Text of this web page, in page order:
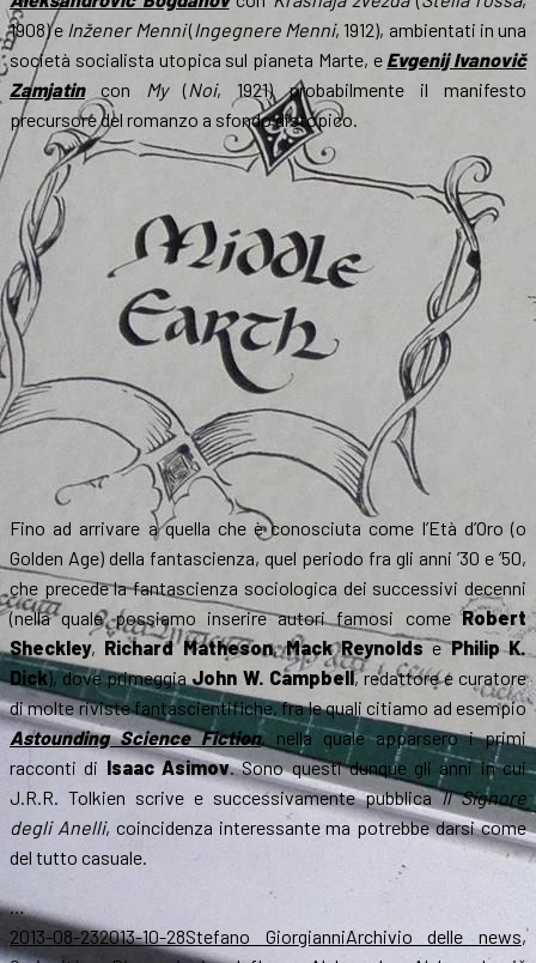
1908) e Inžener Menni(Ingegnere Menni, 1912), ambientati in una
società socialista utopica sul pianeta Marte, e Evgenij Ivanovič
Zamjatincon My(Noi, 1921) probabilmente il manifesto
precursore del romanzo a sfondo distopico.
Fino ad arrivare a quella che è conosciuta come l’Età d’Oro (o
Golden Age) della fantascienza, quel periodo fra gli anni ’30 e ’50,
che precede la fantascienza sociologica dei successivi decenni
(nella quale possiamo inserire autori famosi comeRobert
Sheckley, Richard Matheson,Mack ReynoldsePhilip K.
Dick), dove primeggia John W. Campbell, redattore e curatore
di molte riviste fantascientifiche, fra le quali citiamo ad esempio
Astounding Science Fiction, nella quale apparsero i primi
racconti di Isaac Asimov. Sono questi dunque gli anni in cui
J.R.R. Tolkien scrive e successivamente pubblicaIl Signore
degli Anelli, coincidenza interessante ma potrebbe darsi come
del tutto casuale.
…
Scritto
2013-08-232013-10-28Autore
Stefano GiorgianniCategorie
Archivio delle news,